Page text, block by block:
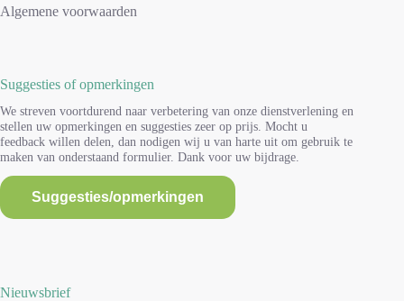
Algemene voorwaarden
Suggesties of opmerkingen
We streven voortdurend naar verbetering van onze dienstverlening en
stellen uw opmerkingen en suggesties zeer op prijs. Mocht u
feedback willen delen, dan nodigen wij u van harte uit om gebruik te
maken van onderstaand formulier. Dank voor uw bijdrage.
Suggesties/opmerkingen
Nieuwsbrief